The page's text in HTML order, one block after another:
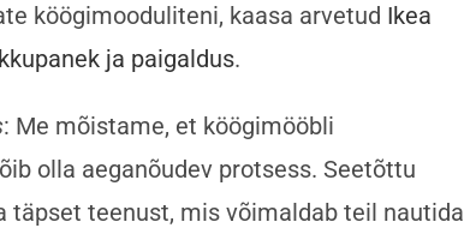
köögimooduliteni, kaasa arvetud Ikea
ja paigaldus.
: Me mõistame, et köögimööbli
olla aeganõudev protsess. Seetõttu
täpset teenust, mis võimaldab teil nautida